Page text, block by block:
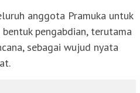
anggota Pramuka untuk
pengabdian, terutama
sebagai wujud nyata